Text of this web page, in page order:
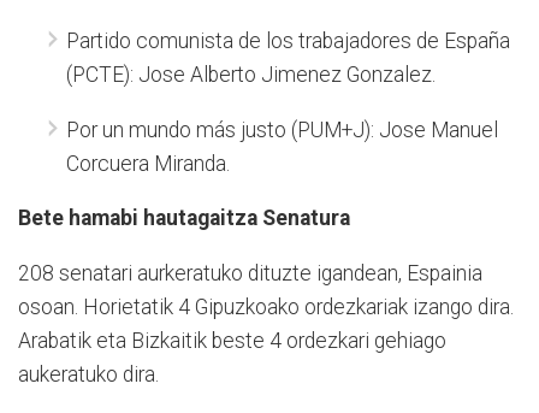
Partido comunista de los trabajadores de España
(PCTE): Jose Alberto Jimenez Gonzalez.
Por un mundo más justo (PUM+J): Jose Manuel
Corcuera Miranda.
Bete hamabi hautagaitza Senatura
208 senatari aurkeratuko dituzte igandean, Espainia
osoan. Horietatik 4 Gipuzkoako ordezkariak izango dira.
Arabatik eta Bizkaitik beste 4 ordezkari gehiago
aukeratuko dira.